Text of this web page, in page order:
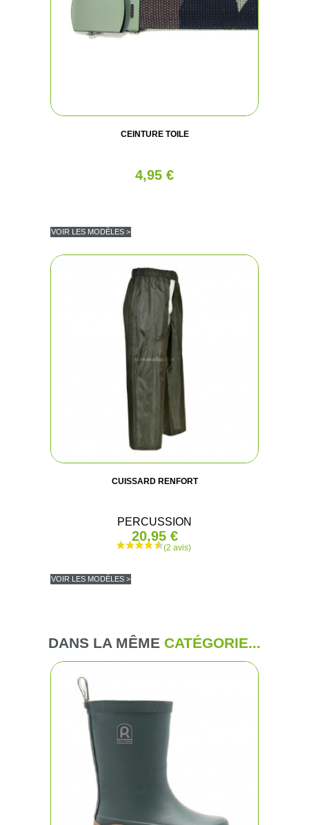
CEINTURE TOILE
4,95 €
VOIR LES MODÈLES >
CUISSARD RENFORT
PERCUSSION
20,95 €
VOIR LES MODÈLES >
DANS LA MÊME CATÉGORIE...